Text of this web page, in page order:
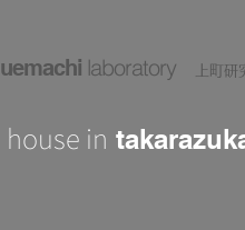
uemachi laboratory 上町
house in